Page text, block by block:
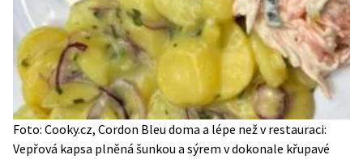
Foto: Cooky.cz, Cordon Bleu doma a lépe než v restauraci:
Vepřová kapsa plněná šunkou a sýrem v dokonale křupavé